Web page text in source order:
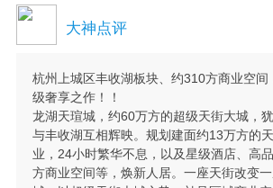
大神点评
杭州上城区丰收湖板块、约310方商业空间
级奢享之作！！
龙湖天瑄城，约60万方的超级天街大城，
与丰收湖互相辉映。规划建面约13万方的
业，24小时繁华不息，以及星级酒店、高
方商业空间等，焕新人居。一座天街改变